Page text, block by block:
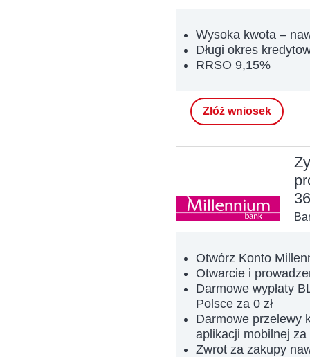
Wysoka kwota –
Długi okres
RRSO 9,15%
Złóż wniosek
Otwórz Konto
Otwarcie i
Darmowe wypłaty
Polsce za 0 zł
Darmowe przelewy
aplikacji mobilnej za
Zwrot za zakupy